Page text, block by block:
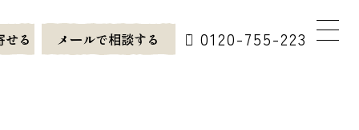
せる メールで相談する 0120-755-223